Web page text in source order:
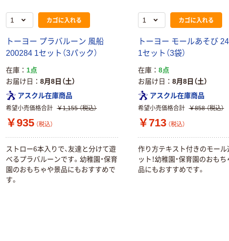
カゴに入れる
トーヨー プラバルーン 風船
200284 1セット（3パック）
在庫
1点
お届け日
8月8日（土）
アスクル在庫商品
希望小売価格合計 ￥1,155 （税込）
￥935 （税込）
ストロー6本入りで、友達と分けて遊
べるプラバルーンです。幼稚園・保育
園のおもちゃや景品にもおすすめで
す。
カゴに入れる
トーヨー モールあそび
1セット（3袋）
在庫
8点
お届け日
8月8日（土）
アスクル在庫商品
希望小売価格合計 ￥858 （税込）
￥713 （税込）
作り方テキスト付きのモール
ット！幼稚園・保育園のおも
品にもおすすめです。
期間限定価格
スチックグロー
ブ 薄手 粉な
リー）
￥298~
本気プライス
ファーストレイ
ト ホワイト紙コ
￥374~